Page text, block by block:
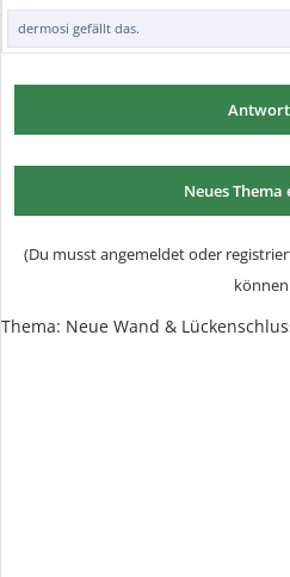
dermosi gefällt das.
Neues
(Du musst angemeldet oder
Thema: Neue Wand &